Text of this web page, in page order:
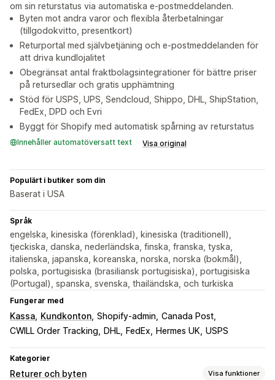
om sin returstatus via automatiska e-postmeddelanden.
Byten mot andra varor och flexibla återbetalningar
(tillgodokvitto, presentkort)
Returportal med självbetjäning och e-postmeddelanden för
att driva kundlojalitet
Obegränsat antal fraktbolagsintegrationer för bättre priser
på retursedlar och gratis upphämtning
Stöd för USPS, UPS, Sendcloud, Shippo, DHL, ShipStation,
FedEx, DPD och Evri
Byggt för Shopify med automatisk spårning av returstatus
Innehåller automatöversatt text Visa original
Populärt i butiker som din
Baserat i USA
Språk
engelska, kinesiska (förenklad), kinesiska (traditionell),
tjeckiska, danska, nederländska, finska, franska, tyska,
italienska, japanska, koreanska, norska, norska (bokmål),
polska, portugisiska (brasiliansk portugisiska), portugisiska
(Portugal), spanska, svenska, thailändska, och turkiska
Fungerar med
Kassa Kundkonton Shopify-admin Canada Post
CWILL Order Tracking
DHL FedEx Hermes UK USPS
Kategorier
Returer och byten Visa funktioner